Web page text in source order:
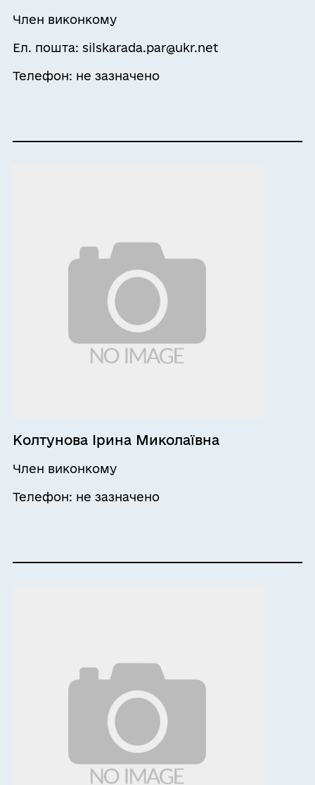
Член виконкому
Ел. пошта: silskarada.par@ukr.net
Телефон: не зазначено
Колтунова Ірина Миколаївна
Член виконкому
Телефон: не зазначено